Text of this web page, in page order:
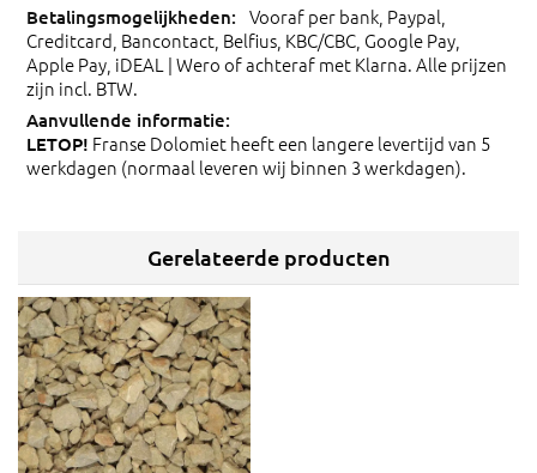
Vooraf per bank, Paypal,
Creditcard, Bancontact, Belfius, KBC/CBC, Google Pay,
Apple Pay, iDEAL | Wero of achteraf met Klarna. Alle prijzen
zijn incl. BTW.
LETOP! Franse Dolomiet heeft een langere levertijd van 5
werkdagen (normaal leveren wij binnen 3 werkdagen).
Gerelateerde producten